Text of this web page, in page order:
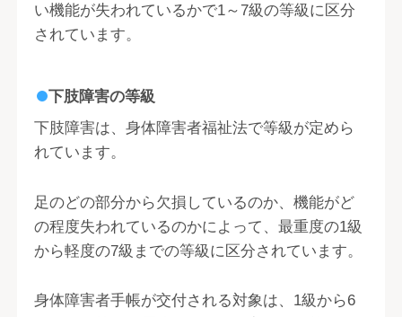
い機能が失われているかで1～7級の等級に区分
されています。
下肢障害の等級
下肢障害は、身体障害者福祉法で等級が定めら
れています。
足のどの部分から欠損しているのか、機能がど
の程度失われているのかによって、最重度の1級
から軽度の7級までの等級に区分されています。
身体障害者手帳が交付される対象は、1級から6